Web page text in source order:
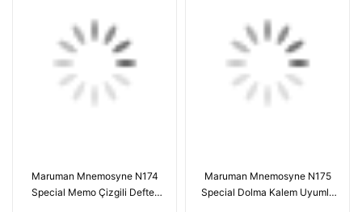
Maruman Mnemosyne N174
Special Memo Çizgili Defter
Maruman Mnemosyne N175
Special Dolma Kalem Uyumlu